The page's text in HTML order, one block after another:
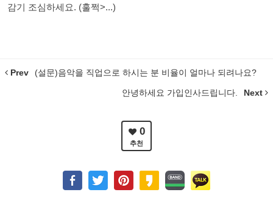
감기 조심하세요. (훌쩍>...)
Prev (설문)음악을 직업으로 하시는 분 비율이 얼마나 되려나요?
안녕하세요 가입인사드립니다. Next
0
추천